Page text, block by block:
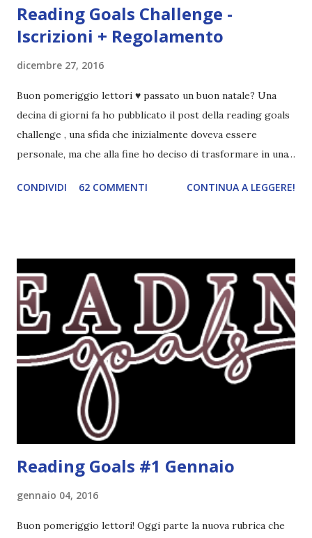
Reading Goals Challenge -
Iscrizioni + Regolamento
dicembre 27, 2016
Buon pomeriggio lettori ♥ passato un buon natale? Una
decina di giorni fa ho pubblicato il post della reading goals
challenge , una sfida che inizialmente doveva essere
personale, ma che alla fine ho deciso di trasformare in una
persone interessate. E quindi eccomi qui con il post delle
challenge un po' particolare perché ogni libro letto può
ricoprire più di un obiettivo. Riportandovi l'esempio che ho
fatto nell'altro post, se leggo un libro horror sulle sirene
scritto dal mio autore preferito, tecnicamente ho già
completato tre degli obiettivi della mia lista . Non importa
leggere 345.453.312 libri, ma maturare come lettore,
uscendo fuori dalla propria comfort zone. Come
partecipare Per partecipare non dovete fare altro che
CONDIVIDI 62 COMMENTI CONTINUA A LEGGERE!
Reading Goals #1 Gennaio
gennaio 04, 2016
Buon pomeriggio lettori! Oggi parte la nuova rubrica che